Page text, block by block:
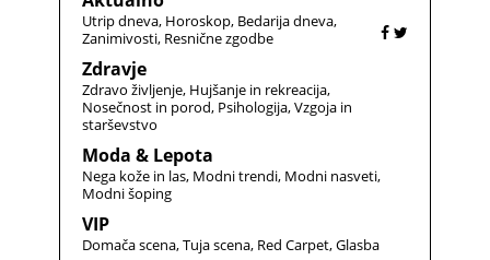
Utrip dneva Horoskop Bedarija dneva
Zanimivosti Resnične zgodbe
Zdravje
Zdravo življenje Hujšanje in rekreacija
Nosečnost in porod Psihologija Vzgoja in
starševstvo
Moda & Lepota
Nega kože in las Modni trendi Modni nasveti
Modni šoping
VIP
Domača scena Tuja scena Red Carpet Glasba